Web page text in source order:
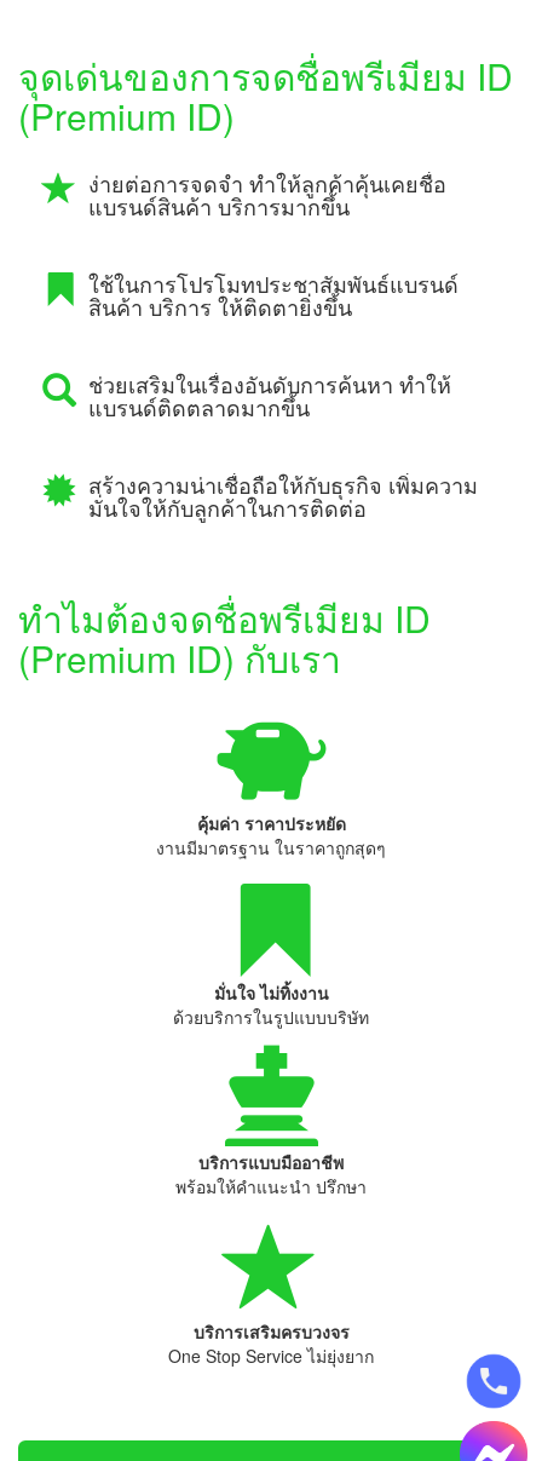
จุดเด่นของการจดชื่อพรีเมียม ID
(Premium ID)
ง่ายต่อการจดจำ ทำให้ลูกค้าคุ้นเคยชื่อ
แบรนด์สินค้า บริการมากขึ้น
ใช้ในการโปรโมทประชาสัมพันธ์แบรนด์
สินค้า บริการ ให้ติดตายิ่งขึ้น
ช่วยเสริมในเรื่องอันดับการค้นหา ทำให้
แบรนด์ติดตลาดมากขึ้น
สร้างความน่าเชื่อถือให้กับธุรกิจ เพิ่มความ
มั่นใจให้กับลูกค้าในการติดต่อ
ทำไมต้องจดชื่อพรีเมียม ID
(Premium ID) กับเรา
คุ้มค่า ราคาประหยัด
งานมีมาตรฐาน ในราคาถูกสุดๆ
มั่นใจ ไม่ทิ้งงาน
ด้วยบริการในรูปแบบบริษัท
บริการแบบมืออาชีพ
พร้อมให้คำแนะนำ ปรึกษา
บริการเสริมครบวงจร
One Stop Service ไม่ยุ่งยาก